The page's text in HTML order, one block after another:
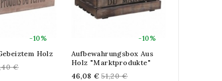
-10%
Holz
€
-10%
Aufbewahrungsbox Aus
Holz "Marktprodukte"
46,08 € Regular
51,20 €